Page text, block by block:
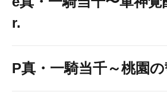
r.
P真・一騎当千～桃園